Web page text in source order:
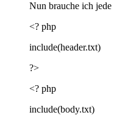
Nun brauche ich
<? php
include(header.txt)
?>
<? php
include(body.txt)